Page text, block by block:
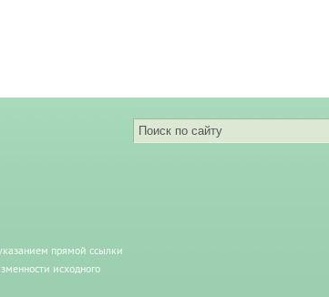
прямой ссылки
исходного